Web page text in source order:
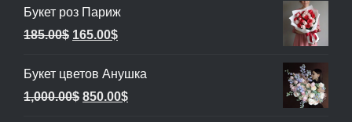
составляла
200.00$.
170.00$.
Букет роз Париж
185.00$ Первоначальная
составляла
185.00$.
165.00$Текущая
165.00$.
Букет цветов Анушка
1,000.00$ Первоначальная
850.00$Текущая